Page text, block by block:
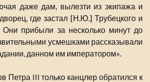
даже дам, вылезти из экипажа и
где застал [Н.Ю.] Трубецкого и
прибыли за несколько минут до
усмешками рассказывали
данном им императором».
Петра III только канцлер обратился к